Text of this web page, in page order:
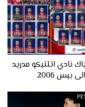
نادي اتلتيكو مدريد